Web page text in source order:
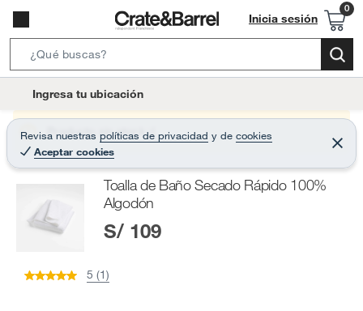
Inicia sesión
e
r
c
B
t
Ingresa tu ubicación
Revisa nuestras políticas de privacidad y de cookies
Aceptar cookies
C
e
r
Producto sin stock :(
Toalla de Baño Secado Rápido 100%
Algodón
S/ 109
5 (1)